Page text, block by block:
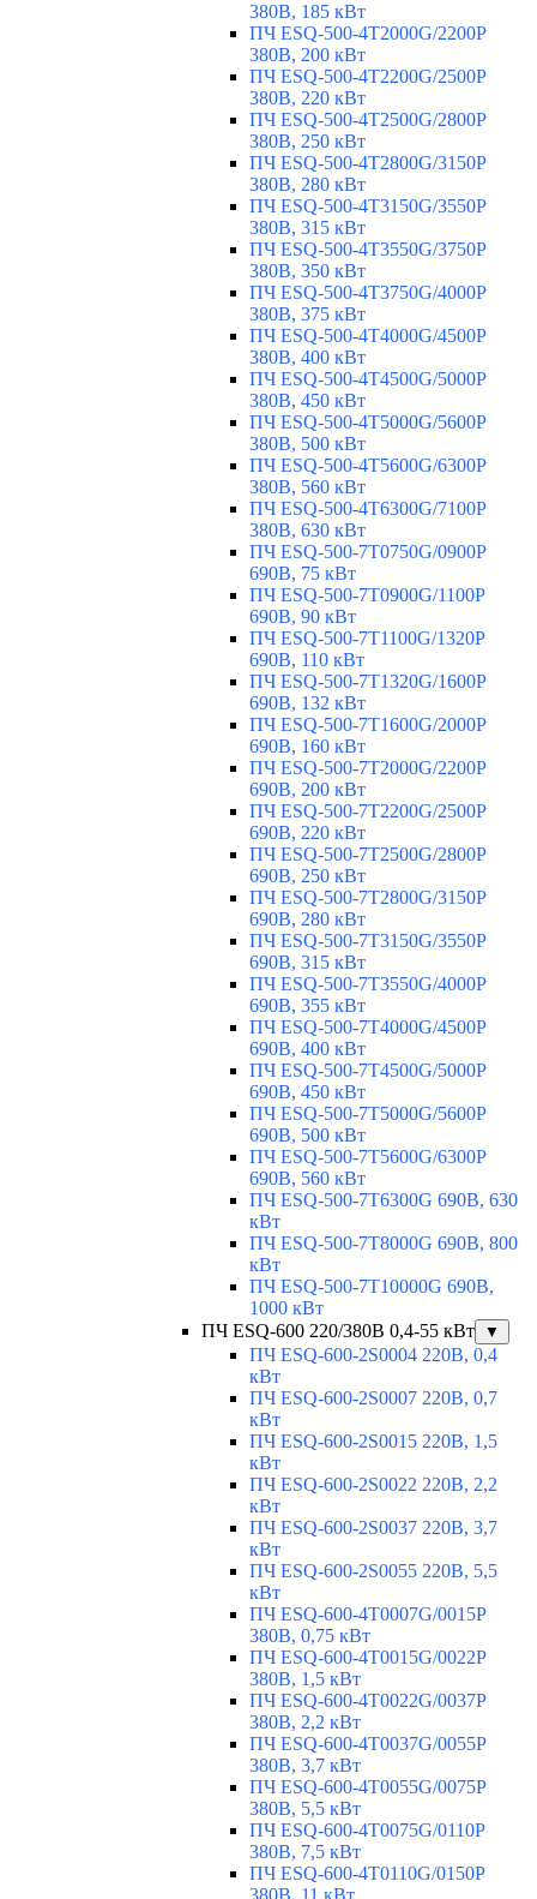
380В, 185 кВт
ПЧ ESQ-500-4T2000G/2200P
380В, 200 кВт
ПЧ ESQ-500-4T2200G/2500P
380В, 220 кВт
ПЧ ESQ-500-4T2500G/2800P
380В, 250 кВт
ПЧ ESQ-500-4T2800G/3150P
380В, 280 кВт
ПЧ ESQ-500-4T3150G/3550P
380В, 315 кВт
ПЧ ESQ-500-4T3550G/3750P
380В, 350 кВт
ПЧ ESQ-500-4T3750G/4000P
380В, 375 кВт
ПЧ ESQ-500-4T4000G/4500P
380В, 400 кВт
ПЧ ESQ-500-4T4500G/5000P
380В, 450 кВт
ПЧ ESQ-500-4T5000G/5600P
380В, 500 кВт
ПЧ ESQ-500-4T5600G/6300P
380В, 560 кВт
ПЧ ESQ-500-4T6300G/7100P
380В, 630 кВт
ПЧ ESQ-500-7T0750G/0900P
690В, 75 кВт
ПЧ ESQ-500-7T0900G/1100P
690В, 90 кВт
ПЧ ESQ-500-7T1100G/1320P
690В, 110 кВт
ПЧ ESQ-500-7T1320G/1600P
690В, 132 кВт
ПЧ ESQ-500-7T1600G/2000P
690В, 160 кВт
ПЧ ESQ-500-7T2000G/2200P
690В, 200 кВт
ПЧ ESQ-500-7T2200G/2500P
690В, 220 кВт
ПЧ ESQ-500-7T2500G/2800P
690В, 250 кВт
ПЧ ESQ-500-7T2800G/3150P
690В, 280 кВт
ПЧ ESQ-500-7T3150G/3550P
690В, 315 кВт
ПЧ ESQ-500-7T3550G/4000P
690В, 355 кВт
ПЧ ESQ-500-7T4000G/4500P
690В, 400 кВт
ПЧ ESQ-500-7T4500G/5000P
690В, 450 кВт
ПЧ ESQ-500-7T5000G/5600P
690В, 500 кВт
ПЧ ESQ-500-7T5600G/6300P
690В, 560 кВт
ПЧ ESQ-500-7T6300G 690В, 630
кВт
ПЧ ESQ-500-7T8000G 690В, 800
кВт
ПЧ ESQ-500-7T10000G 690В,
1000 кВт
ПЧ ESQ-600 220/380В 0,4-55 кВт
▼
ПЧ ESQ-600-2S0004 220В, 0,4
кВт
ПЧ ESQ-600-2S0007 220В, 0,7
кВт
ПЧ ESQ-600-2S0015 220В, 1,5
кВт
ПЧ ESQ-600-2S0022 220В, 2,2
кВт
ПЧ ESQ-600-2S0037 220В, 3,7
кВт
ПЧ ESQ-600-2S0055 220В, 5,5
кВт
ПЧ ESQ-600-4T0007G/0015P
380В, 0,75 кВт
ПЧ ESQ-600-4T0015G/0022P
380В, 1,5 кВт
ПЧ ESQ-600-4T0022G/0037P
380В, 2,2 кВт
ПЧ ESQ-600-4T0037G/0055P
380В, 3,7 кВт
ПЧ ESQ-600-4T0055G/0075P
380В, 5,5 кВт
ПЧ ESQ-600-4T0075G/0110P
380В, 7,5 кВт
ПЧ ESQ-600-4T0110G/0150P